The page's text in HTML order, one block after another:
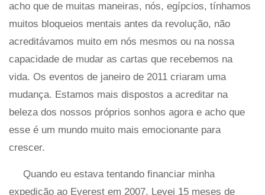
acho que de muitas maneiras, nós, egípcios, tínhamos
muitos bloqueios mentais antes da revolução, não
acreditávamos muito em nós mesmos ou na nossa
capacidade de mudar as cartas que recebemos na
vida. Os eventos de janeiro de 2011 criaram uma
mudança. Estamos mais dispostos a acreditar na
beleza dos nossos próprios sonhos agora e acho que
esse é um mundo muito mais emocionante para
crescer.
Quando eu estava tentando financiar minha
expedição ao Everest em 2007, Levei 15 meses de